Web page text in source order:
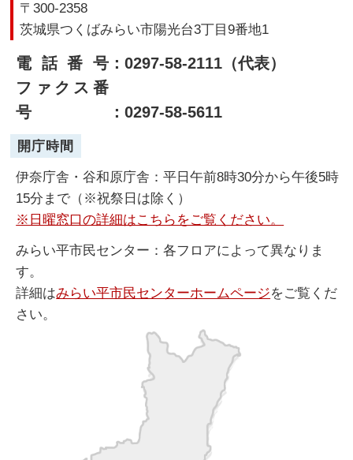
〒300-2358
茨城県つくばみらい市陽光台3丁目9番地1
電話番号：0297-58-2111（代表）
ファクス番
号
：0297-58-5611
開庁時間
伊奈庁舎・谷和原庁舎：平日午前8時30分から午後5時
15分まで（※祝祭日は除く）
※日曜窓口の詳細はこちらをご覧ください。
みらい平市民センター：各フロアによって異なりま
す。
詳細はみらい平市民センターホームページをご覧くだ
さい。